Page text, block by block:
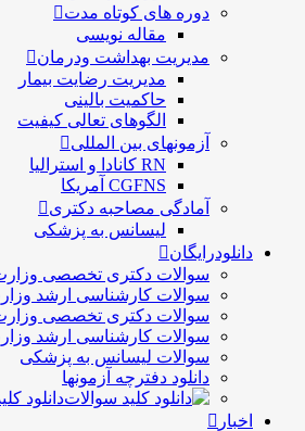
دوره های کوتاه مدت
مقاله نویسی
مدیریت بهداشت ودرمان
مديريت رضايت بيمار
حاكميت بالينی
الگوهای تعالی کيفيت
آزمونهای بین المللی
RN کانادا و استرالیا
CGFNS آمریکا
آمادگی مصاحبه دکتری
لیسانس به پزشکی
دانلودرایگان
سوالات دکتری تخصصی
سوالات کارشناسی ارشد
سوالات دکتری تخصصی
سوالات کارشناسی ارشد
سوالات لیسانس به پزشکی
دانلود دفترچه آزمونها
دانلود
اخبار